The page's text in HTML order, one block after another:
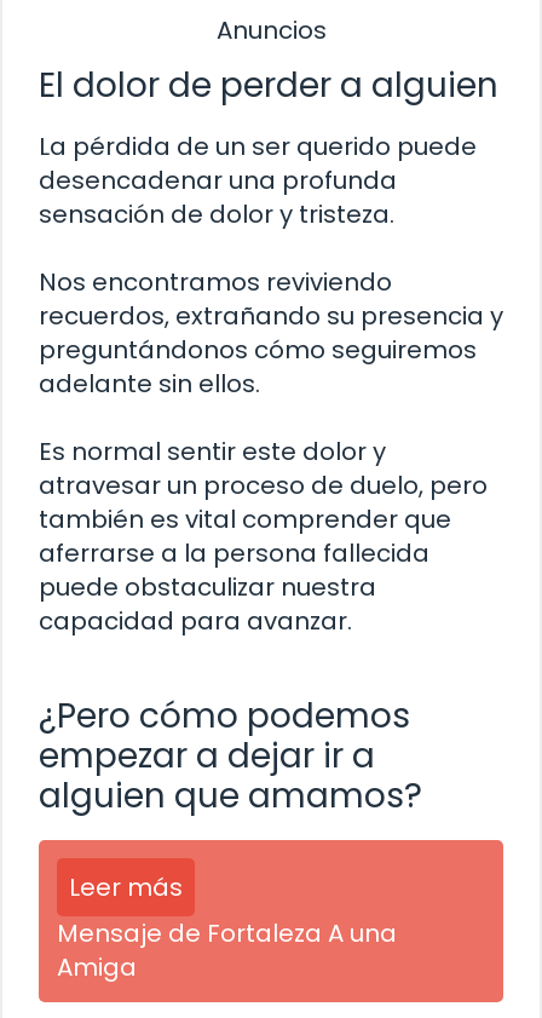
Anuncios
El dolor de perder a alguien
La pérdida de un ser querido puede
desencadenar una profunda
sensación de dolor y tristeza.
Nos encontramos reviviendo
recuerdos, extrañando su presencia y
preguntándonos cómo seguiremos
adelante sin ellos.
Es normal sentir este dolor y
atravesar un proceso de duelo, pero
también es vital comprender que
aferrarse a la persona fallecida
puede obstaculizar nuestra
capacidad para avanzar.
¿Pero cómo podemos
empezar a dejar ir a
alguien que amamos?
Leer más
Mensaje de Fortaleza A una
Amiga